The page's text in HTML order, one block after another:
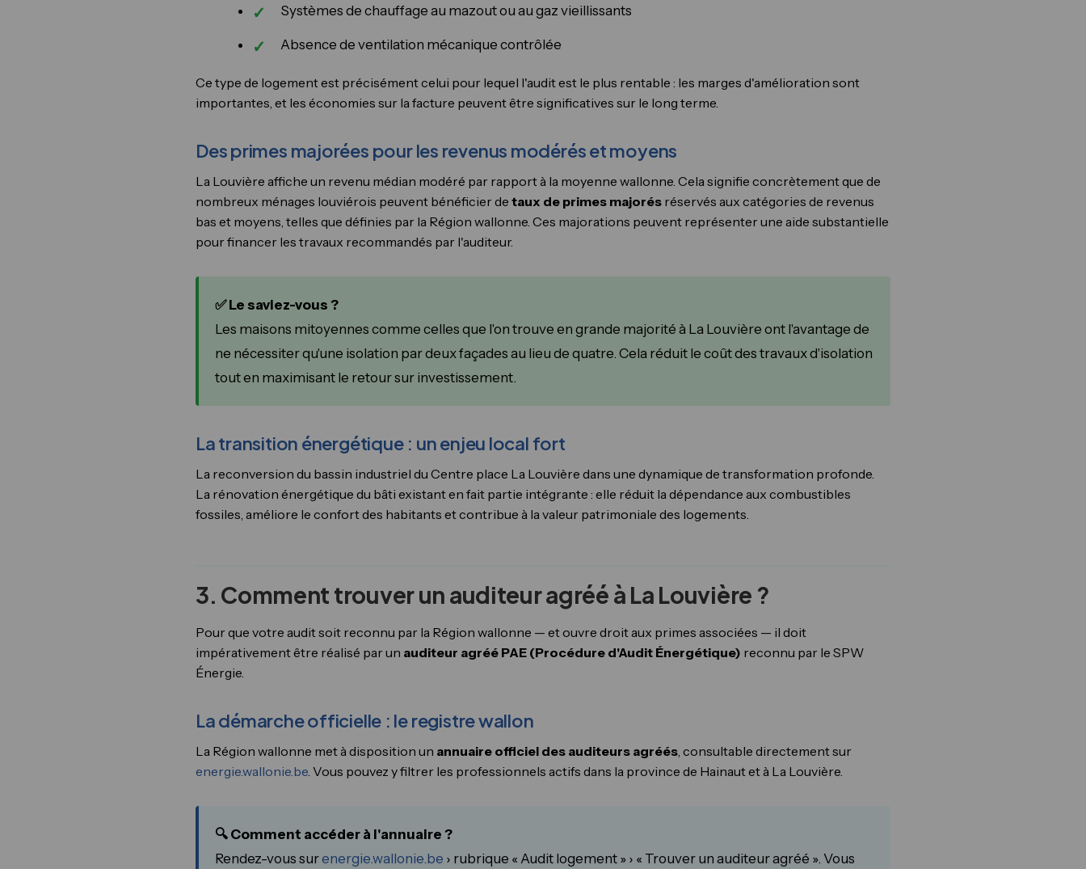
Systèmes de chauffage au mazout ou au gaz vieillissants
Absence de ventilation mécanique contrôlée
Ce type de logement est précisément celui pour lequel l'audit est le plus rentable : les marges d'amélioration sont
importantes, et les économies sur la facture peuvent être significatives sur le long terme.
Des primes majorées pour les revenus modérés et moyens
La Louvière affiche un revenu médian modéré par rapport à la moyenne wallonne. Cela signifie concrètement que de
nombreux ménages louviérois peuvent bénéficier de taux de primes majorés réservés aux catégories de revenus
bas et moyens, telles que définies par la Région wallonne. Ces majorations peuvent représenter une aide substantielle
pour financer les travaux recommandés par l'auditeur.
✅ Le saviez-vous ?
Les maisons mitoyennes comme celles que l'on trouve en grande majorité à La Louvière ont l'avantage de
ne nécessiter qu'une isolation par deux façades au lieu de quatre. Cela réduit le coût des travaux d'isolation
tout en maximisant le retour sur investissement.
La transition énergétique : un enjeu local fort
La reconversion du bassin industriel du Centre place La Louvière dans une dynamique de transformation profonde.
La rénovation énergétique du bâti existant en fait partie intégrante : elle réduit la dépendance aux combustibles
fossiles, améliore le confort des habitants et contribue à la valeur patrimoniale des logements.
3. Comment trouver un auditeur agréé à La Louvière ?
Pour que votre audit soit reconnu par la Région wallonne — et ouvre droit aux primes associées — il doit
impérativement être réalisé par un auditeur agréé PAE (Procédure d'Audit Énergétique) reconnu par le SPW
Énergie.
La démarche officielle : le registre wallon
La Région wallonne met à disposition un annuaire officiel des auditeurs agréés, consultable directement sur
energie.wallonie.be. Vous pouvez y filtrer les professionnels actifs dans la province de Hainaut et à La Louvière.
🔍 Comment accéder à l'annuaire ?
Rendez-vous surenergie.wallonie.be › rubrique « Audit logement » › « Trouver un auditeur agréé ». Vous